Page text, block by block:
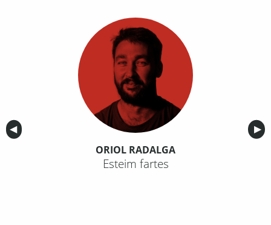
Anterior
◀︎ ▶︎
ORIOL RADALGA
Esteim fartes